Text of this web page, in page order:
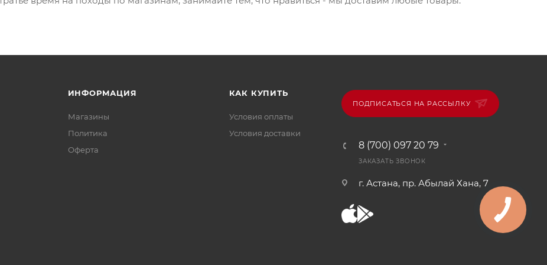
ИНФОРМАЦИЯ
Магазины
Политика
Офертa
КАК КУПИТЬ
Условия оплаты
Условия доставки
ПОДПИСАТЬСЯ НА РАССЫЛКУ
8 (700) 097 20 79
ЗАКАЗАТЬ ЗВОНОК
г. Астана, пр. Абылай Хана, 7